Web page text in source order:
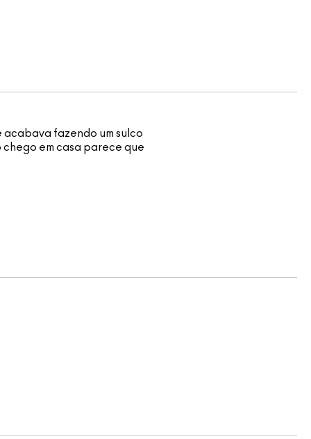
fazendo um sulco
em casa parece que